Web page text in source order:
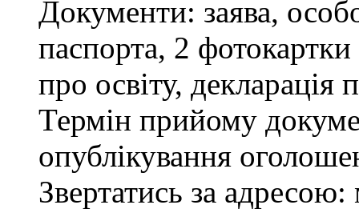
Документи: заява,
паспорта, 2
про освіту, декларація
Термін прийому
опублікування
Звертатись за